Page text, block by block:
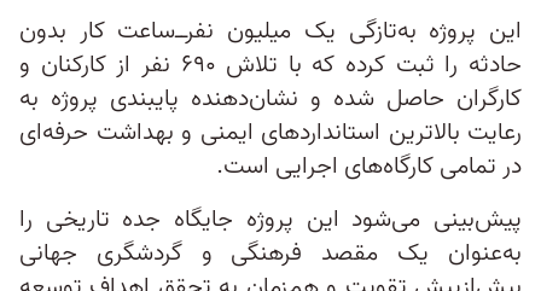
این پروژه به‌تازگی یک میلیون نفر‌ــ‌ساعت کار بدون
حادثه را ثبت کرده که با تلاش ۶۹۰ نفر از کارکنان و
کارگران حاصل شده و نشان‌دهنده پایبندی پروژه به
رعایت بالاترین استانداردهای ایمنی و بهداشت حرفه‌ای
در تمامی کارگاه‌های اجرایی است.
پیش‌بینی می‌شود این پروژه جایگاه جده تاریخی را
به‌عنوان یک مقصد فرهنگی و گردشگری جهانی